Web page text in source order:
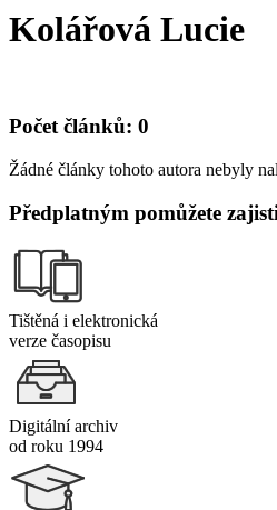
Kolářová Lucie
Počet článků: 0
Žádné články tohoto autora nebyly
Předplatným pomůžete
Tištěná i elektronická
verze časopisu
Digitální archiv
od roku 1994